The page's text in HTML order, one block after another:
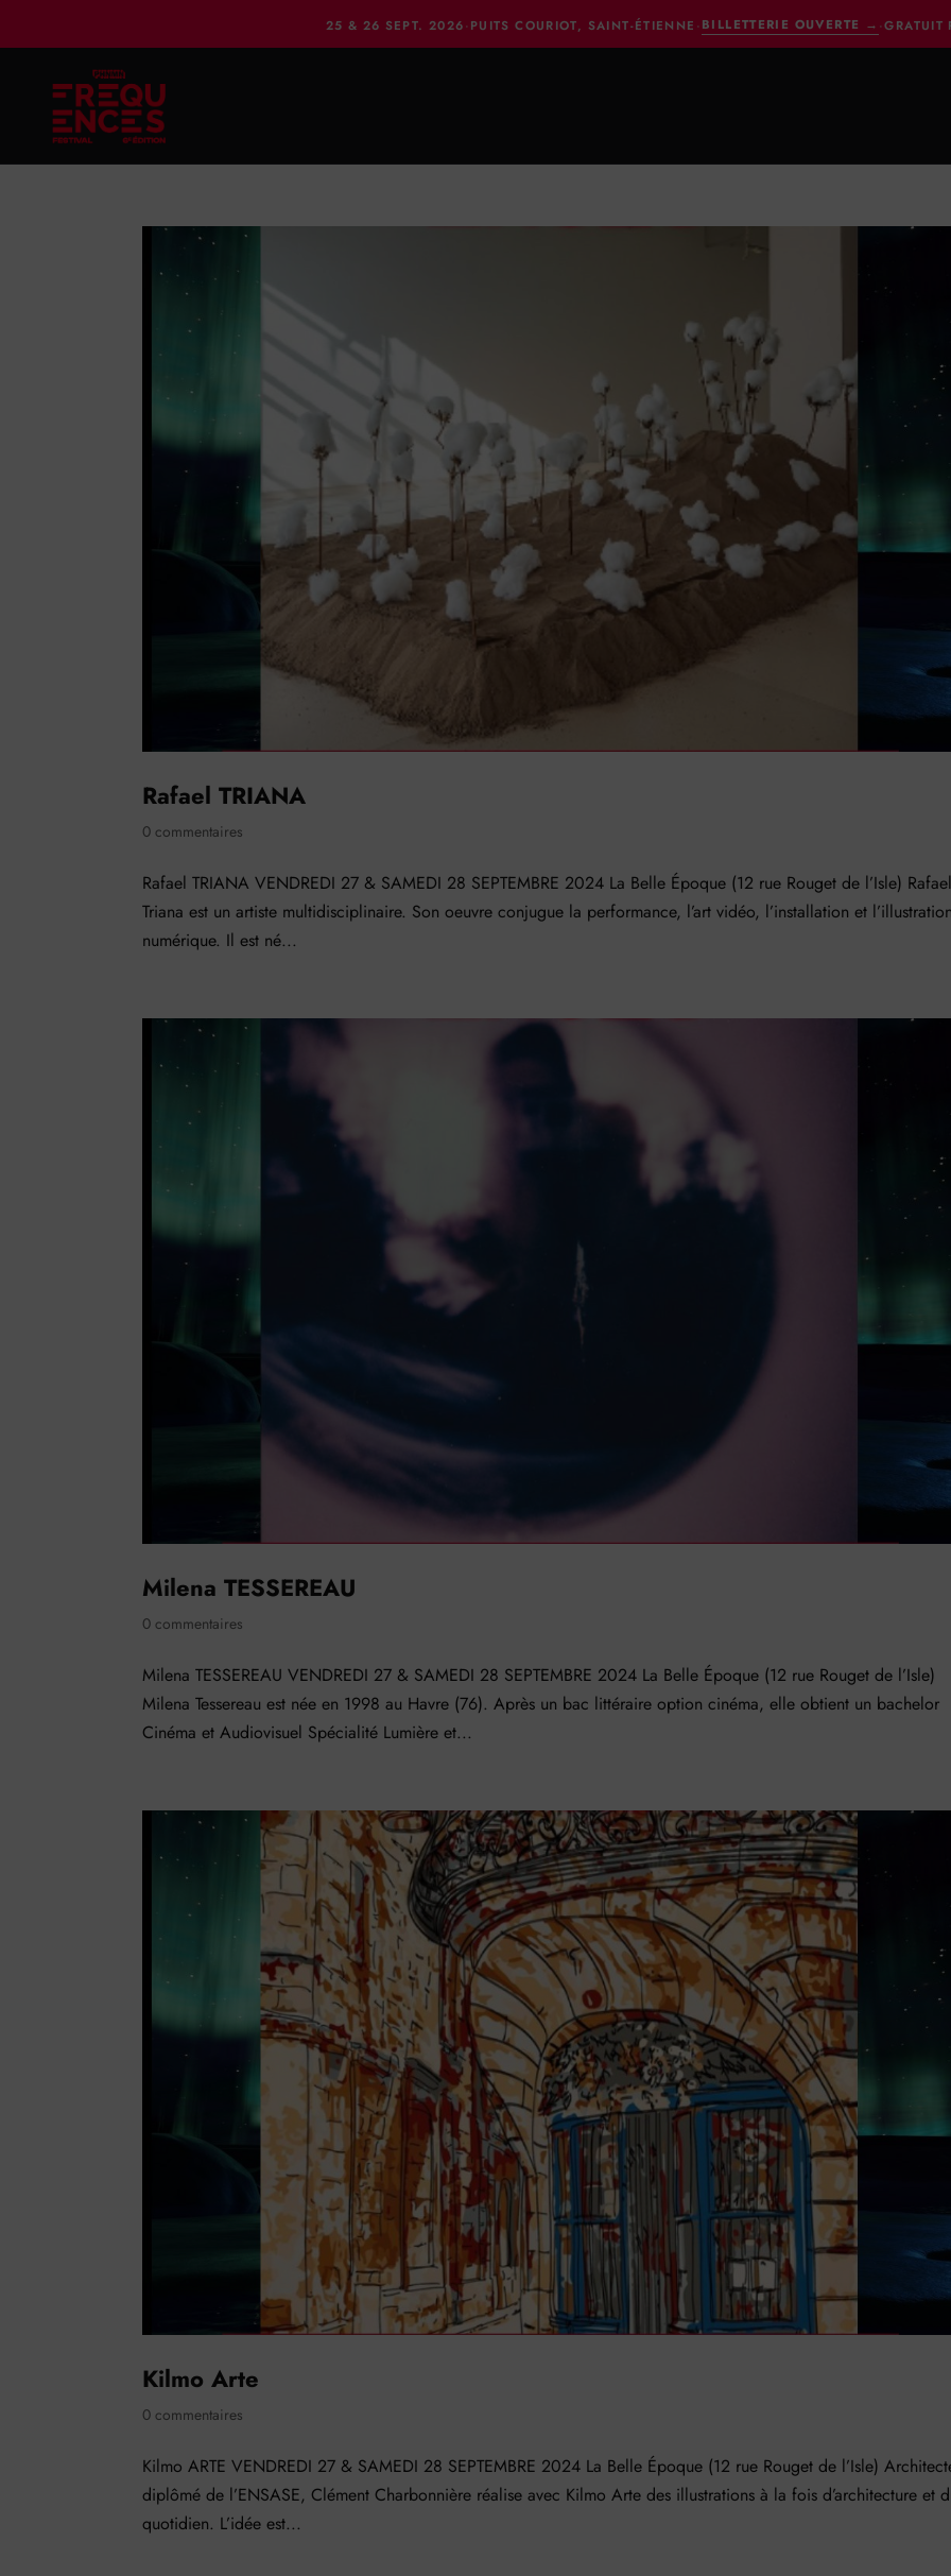
25 & 26 SEPT. 2026· PUITS COURIOT, SAINT-ÉTIENNE · BILLETTERIE OUVERTE → ·GRATUIT
Rafael TRIANA
0 commentaires
Rafael TRIANA VENDREDI 27 & SAMEDI 28 SEPTEMBRE 2024 La Belle Époque (12 rue Rouget de l’Isle) Rafael
Triana est un artiste multidisciplinaire. Son oeuvre conjugue la performance, l’art vidéo, l’installation et l’illustration
numérique. Il est né...
Milena TESSEREAU
0 commentaires
Milena TESSEREAU VENDREDI 27 & SAMEDI 28 SEPTEMBRE 2024 La Belle Époque (12 rue Rouget de l’Isle)
Milena Tessereau est née en 1998 au Havre (76). Après un bac littéraire option cinéma, elle obtient un bachelor
Cinéma et Audiovisuel Spécialité Lumière et...
Kilmo Arte
0 commentaires
Kilmo ARTE VENDREDI 27 & SAMEDI 28 SEPTEMBRE 2024 La Belle Époque (12 rue Rouget de l’Isle)
diplômé de l’ENSASE, Clément Charbonnière réalise avec Kilmo Arte des illustrations à la fois d’architecture et
quotidien. L’idée est...